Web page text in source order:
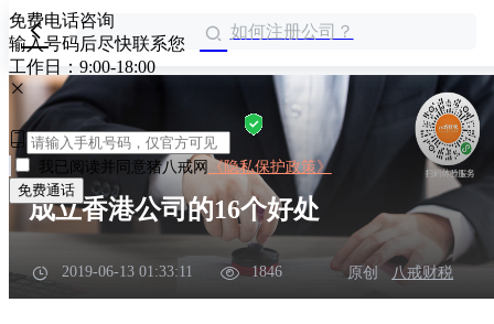
如何注册公司？
成立香港公司的16个好处
2019-06-13 01:33:11 1846 原创 八戒财税
免费电话咨询
输入号码后尽快联系您
工作日：9:00-18:00
我已阅读并同意猪八戒网 《隐私保护政策》
免费通话